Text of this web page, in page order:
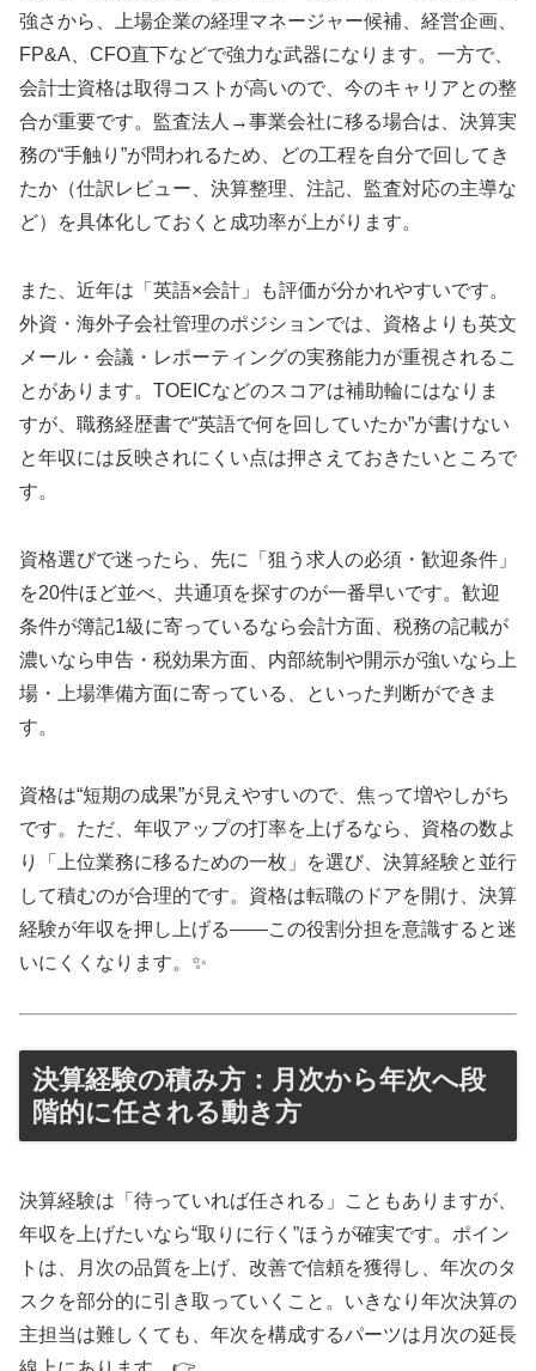
強さから、上場企業の経理マネージャー候補、経営企画、
FP&A、CFO直下などで強力な武器になります。一方で、
会計士資格は取得コストが高いので、今のキャリアとの整
合が重要です。監査法人→事業会社に移る場合は、決算実
務の“手触り”が問われるため、どの工程を自分で回してき
たか（仕訳レビュー、決算整理、注記、監査対応の主導な
ど）を具体化しておくと成功率が上がります。
また、近年は「英語×会計」も評価が分かれやすいです。
外資・海外子会社管理のポジションでは、資格よりも英文
メール・会議・レポーティングの実務能力が重視されるこ
とがあります。TOEICなどのスコアは補助輪にはなりま
すが、職務経歴書で“英語で何を回していたか”が書けない
と年収には反映されにくい点は押さえておきたいところで
す。
資格選びで迷ったら、先に「狙う求人の必須・歓迎条件」
を20件ほど並べ、共通項を探すのが一番早いです。歓迎
条件が簿記1級に寄っているなら会計方面、税務の記載が
濃いなら申告・税効果方面、内部統制や開示が強いなら上
場・上場準備方面に寄っている、といった判断ができま
す。
資格は“短期の成果”が見えやすいので、焦って増やしがち
です。ただ、年収アップの打率を上げるなら、資格の数よ
り「上位業務に移るための一枚」を選び、決算経験と並行
して積むのが合理的です。資格は転職のドアを開け、決算
経験が年収を押し上げる——この役割分担を意識すると迷
いにくくなります。✨
決算経験の積み方：月次から年次へ段
階的に任される動き方
決算経験は「待っていれば任される」こともありますが、
年収を上げたいなら“取りに行く”ほうが確実です。ポイン
トは、月次の品質を上げ、改善で信頼を獲得し、年次のタ
スクを部分的に引き取っていくこと。いきなり年次決算の
主担当は難しくても、年次を構成するパーツは月次の延長